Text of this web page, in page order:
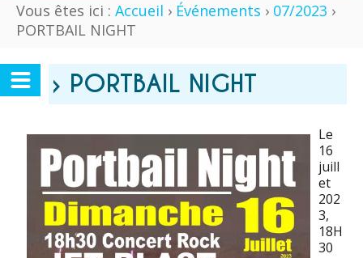
Vous êtes ici : Accueil › Événements › 07/2023 ›
PORTBAIL NIGHT
› PORTBAIL NIGHT
Le
16
juill
et
202
3,
18H
30